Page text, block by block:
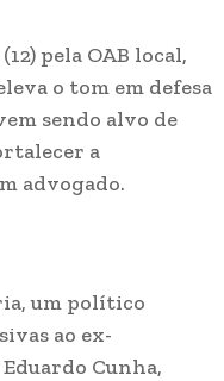
pela OAB local,
o tom em defesa
sendo alvo de
a
advogado.
um político
ao ex-
Cunha,